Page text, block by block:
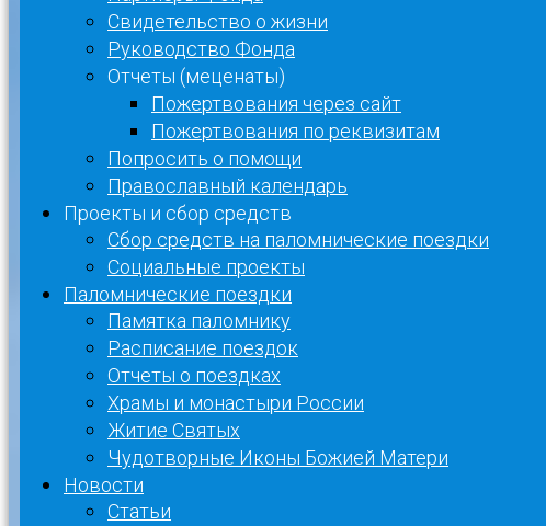
Свидетельство о жизни
Руководство Фонда
Отчеты (меценаты)
Пожертвования через сайт
Пожертвования по реквизитам
Попросить о помощи
Православный календарь
Проекты и сбор средств
Сбор средств на паломнические поездки
Социальные проекты
Паломнические поездки
Памятка паломнику
Расписание поездок
Отчеты о поездках
Храмы и монастыри России
Житие Святых
Чудотворные Иконы Божией Матери
Новости
Статьи